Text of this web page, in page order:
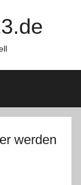
werden